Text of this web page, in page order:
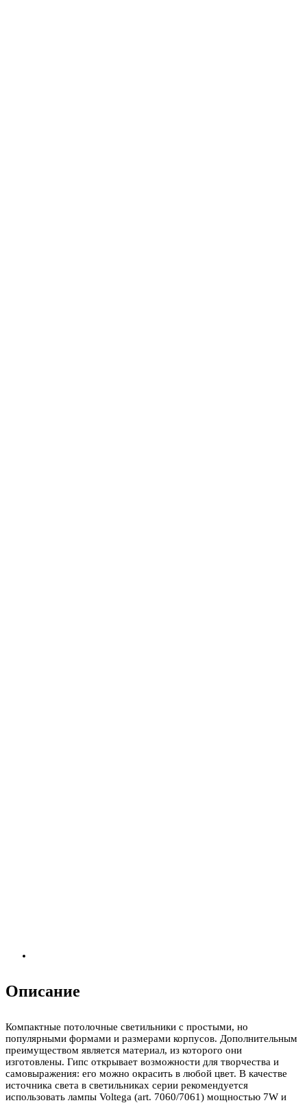
Описание
Компактные потолочные светильники с простыми, но
популярными формами и размерами корпусов. Дополнительным
преимуществом является материал, из которого они
изготовлены. Гипс открывает возможности для творчества и
самовыражения: его можно окрасить в любой цвет. В качестве
источника света в светильниках серии рекомендуется
использовать лампы Voltega (art. 7060/7061) мощностью 7W и